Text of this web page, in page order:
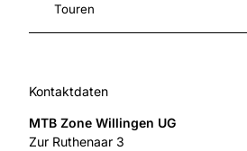
Touren
Kontaktdaten
MTB Zone Willingen UG
Zur Ruthenaar 3